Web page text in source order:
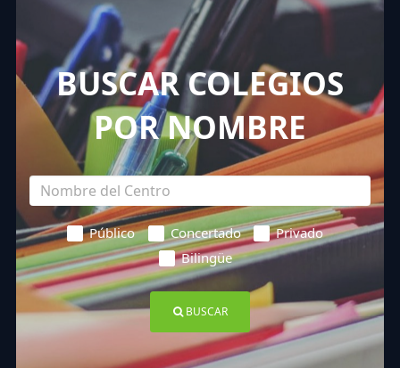
BUSCAR COLEGIOS
POR NOMBRE
Público Concertado
Privado
Bilingüe
BUSCAR